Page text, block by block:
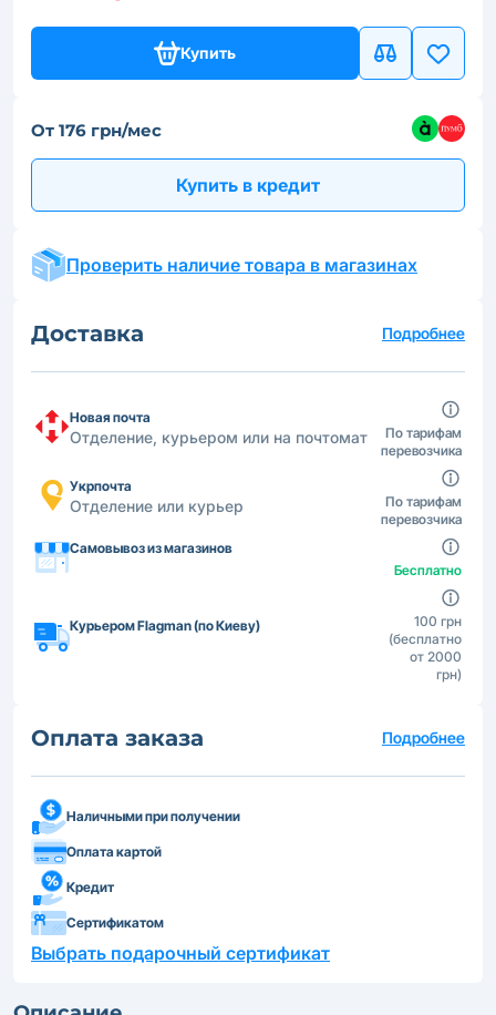
Купить
От 176 грн/мес
Купить в кредит
Проверить наличие товара в магазинах
Доставка Подробнее
Новая почта
Отделение, курьером или на почтомат
По тарифам
перевозчика
Укрпочта
Отделение или курьер
По тарифам
перевозчика
Самовывоз из магазинов
Бесплатно
Курьером Flagman (по Киеву)
100 грн
(бесплатно
от 2000
грн)
Оплата заказа Подробнее
Наличными при получении
Оплата картой
Кредит
Сертификатом
Выбрать подарочный сертификат